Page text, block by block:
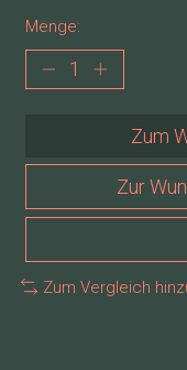
Menge:
Zum
Zur
Zum Vergleich